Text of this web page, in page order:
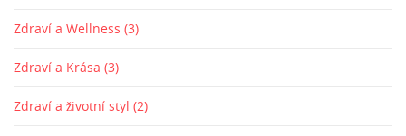
Zdraví a Wellness (3)
Zdraví a Krása (3)
Zdraví a životní styl (2)